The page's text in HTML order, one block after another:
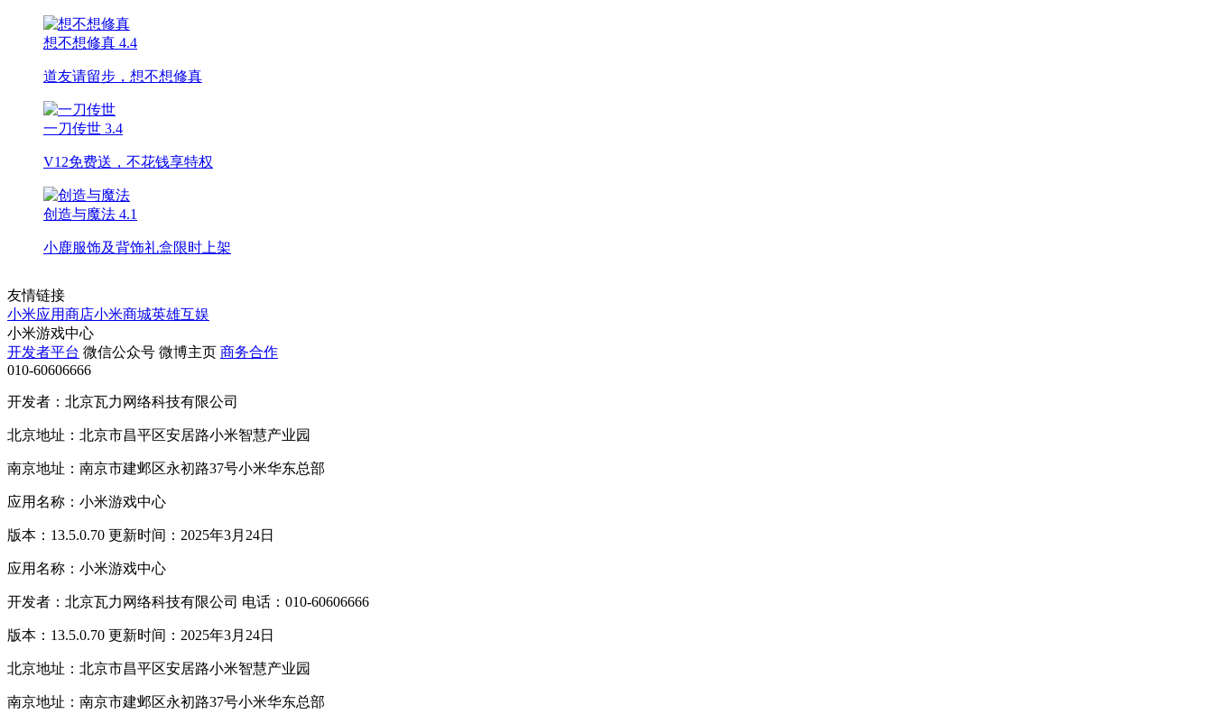
想不想修真 4.4
道友请留步，想不想修真
一刀传世 3.4
V12免费送，不花钱享特权
创造与魔法 4.1
小鹿服饰及背饰礼盒限时上架
友情链接
小米应用商店小米商城英雄互娱
小米游戏中心
开发者平台 微信公众号 微博主页 商务合作
010-60606666
开发者：北京瓦力网络科技有限公司
北京地址：北京市昌平区安居路小米智慧产业园
南京地址：南京市建邺区永初路37号小米华东总部
应用名称：小米游戏中心
版本：13.5.0.70 更新时间：2025年3月24日
应用名称：小米游戏中心
开发者：北京瓦力网络科技有限公司 电话：010-60606666
版本：13.5.0.70 更新时间：2025年3月24日
北京地址：北京市昌平区安居路小米智慧产业园
南京地址：南京市建邺区永初路37号小米华东总部